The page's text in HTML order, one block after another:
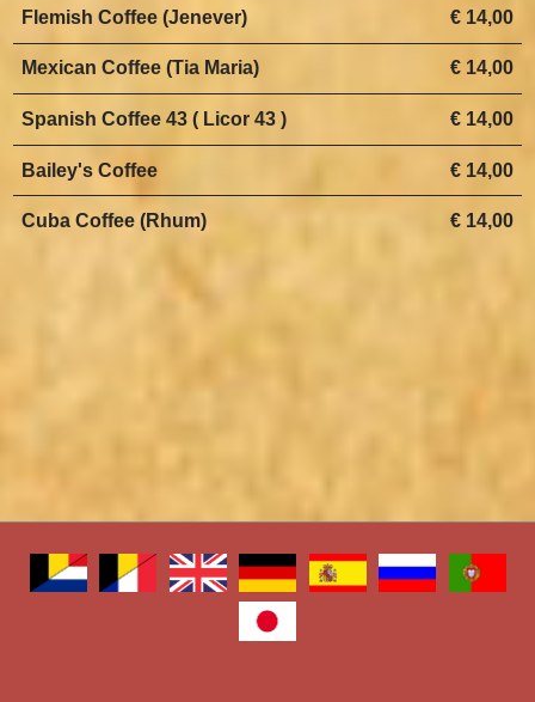
€ 14,00
Flemish Coffee (Jenever)
€ 14,00
Mexican Coffee (Tia Maria)
€ 14,00
Spanish Coffee 43 ( Licor 43 )
€ 14,00
Bailey's Coffee
€ 14,00
Cuba Coffee (Rhum)